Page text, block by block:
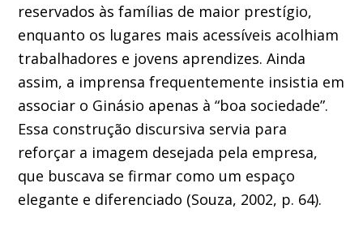
reservados às famílias de maior prestígio,
enquanto os lugares mais acessíveis acolhiam
trabalhadores e jovens aprendizes. Ainda
assim, a imprensa frequentemente insistia em
associar o Ginásio apenas à “boa sociedade”.
Essa construção discursiva servia para
reforçar a imagem desejada pela empresa,
que buscava se firmar como um espaço
elegante e diferenciado (Souza, 2002, p. 64).